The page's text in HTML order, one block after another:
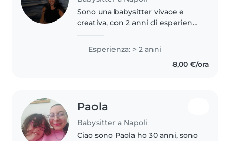
Sono una babysitter vivace e
creativa, con 2 anni di esperienza
prescolare. Ho completato gli
studi turistici e parlo
fluentemente inglese e italiano...
Esperienza: > 2 anni
8,00 €/ora
Paola
Babysitter a Napoli
Ciao sono Paola ho 30 anni, sono